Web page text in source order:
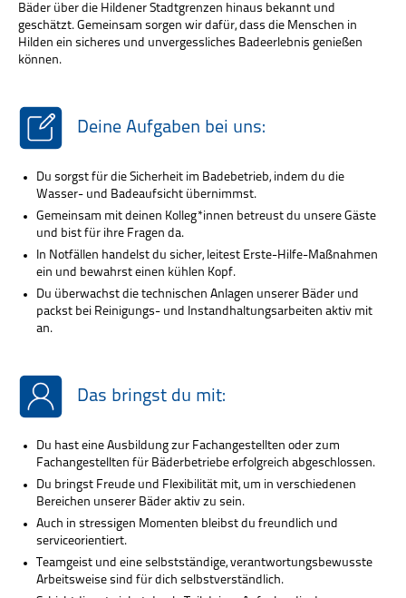
Bäder über die Hildener Stadtgrenzen hinaus bekannt und
geschätzt. Gemeinsam sorgen wir dafür, dass die Menschen in
Hilden ein sicheres und unvergessliches Badeerlebnis genießen
können.
Deine Aufgaben bei uns:
Du sorgst für die Sicherheit im Badebetrieb, indem du die
Wasser- und Badeaufsicht übernimmst.
Gemeinsam mit deinen Kolleg*innen betreust du unsere Gäste
und bist für ihre Fragen da.
In Notfällen handelst du sicher, leitest Erste-Hilfe-Maßnahmen
ein und bewahrst einen kühlen Kopf.
Du überwachst die technischen Anlagen unserer Bäder und
packst bei Reinigungs- und Instandhaltungsarbeiten aktiv mit
an.
Das bringst du mit:
Du hast eine Ausbildung zur Fachangestellten oder zum
Fachangestellten für Bäderbetriebe erfolgreich abgeschlossen.
Du bringst Freude und Flexibilität mit, um in verschiedenen
Bereichen unserer Bäder aktiv zu sein.
Auch in stressigen Momenten bleibst du freundlich und
serviceorientiert.
Teamgeist und eine selbstständige, verantwortungsbewusste
Arbeitsweise sind für dich selbstverständlich.